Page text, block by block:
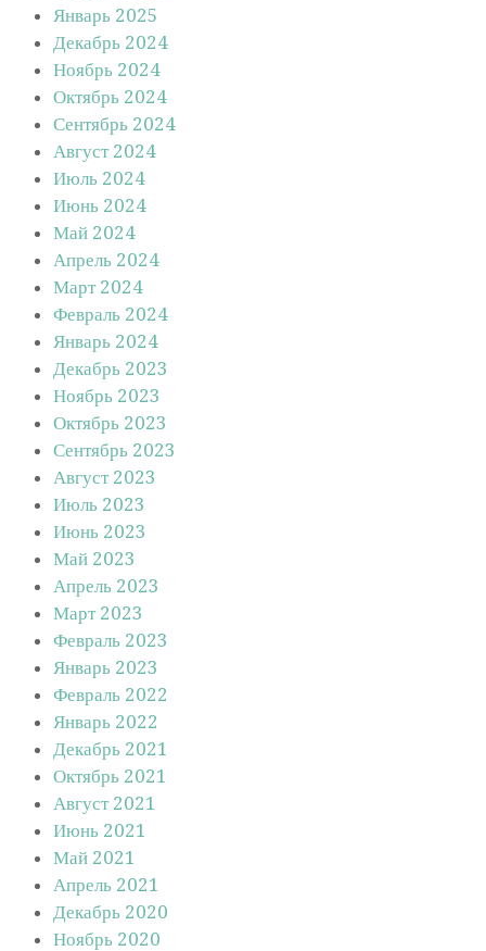
Январь 2025
Декабрь 2024
Ноябрь 2024
Октябрь 2024
Сентябрь 2024
Август 2024
Июль 2024
Июнь 2024
Май 2024
Апрель 2024
Март 2024
Февраль 2024
Январь 2024
Декабрь 2023
Ноябрь 2023
Октябрь 2023
Сентябрь 2023
Август 2023
Июль 2023
Июнь 2023
Май 2023
Апрель 2023
Март 2023
Февраль 2023
Январь 2023
Февраль 2022
Январь 2022
Декабрь 2021
Октябрь 2021
Август 2021
Июнь 2021
Май 2021
Апрель 2021
Декабрь 2020
Ноябрь 2020